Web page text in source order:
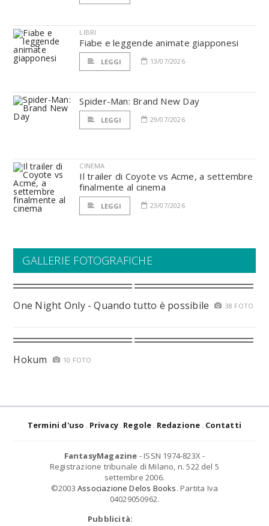
LIBRI
Fiabe e leggende animate giapponesi
LEGGI 13/07/2026
Spider-Man: Brand New Day
LEGGI 29/07/2026
CINEMA
Il trailer di Coyote vs Acme, a settembre
finalmente al cinema
LEGGI 23/07/2026
GALLERIE FOTOGRAFICHE
One Night Only - Quando tutto è possibile 38 FOTO
Hokum 10 FOTO
Termini d'uso Privacy Regole Redazione Contatti
FantasyMagazine - ISSN 1974-823X -
Registrazione tribunale di Milano, n. 522 del 5
settembre 2006.
©2003 Associazione Delos Books. Partita Iva
04029050962.
Pubblicità: